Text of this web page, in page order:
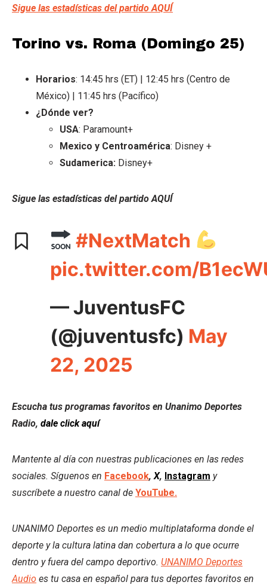
Sigue las estadísticas del partido AQUÍ
Torino vs. Roma (Domingo 25)
Horarios: 14:45 hrs (ET) | 12:45 hrs (Centro de
México) | 11:45 hrs (Pacífico)
¿Dónde ver?
USA: Paramount+
Mexico y Centroamérica: Disney +
Sudamerica: Disney+
Sigue las estadísticas del partido AQUÍ
#NextMatch
pic.twitter.com/
— JuventusFC
(@juventusfc) May
22, 2025
Escucha tus programas favoritos en Unanimo Deportes
Radio, dale click aquí
Mantente al día con nuestras publicaciones en las redes
sociales. Síguenos en Facebook,X, Instagram y
suscríbete a nuestro canal de YouTube.
UNANIMO Deportes es un medio multiplataforma donde el
deporte y la cultura latina dan cobertura a lo que ocurre
dentro y fuera del campo deportivo. UNANIMO Deportes
Audio es tu casa en español para tus deportes favoritos en